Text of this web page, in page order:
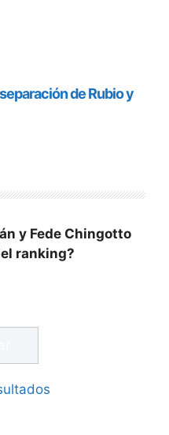
y Fede Chingotto
ranking?